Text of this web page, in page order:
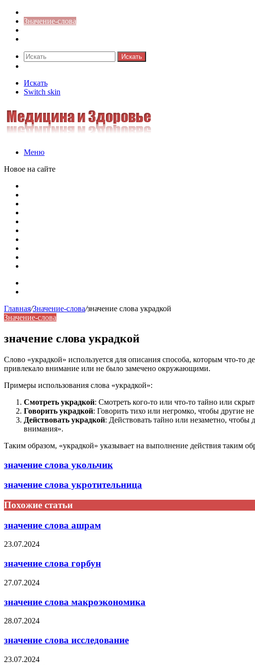
Значение-слова
Искать
Искать
Switch skin
Меню
Новое на сайте
Главная/Значение-слова/значение слова украдкой
Значение-слова
значение слова украдкой
Слово «украдкой» используется для описания способа, которым что-то
привлекало внимание или не было замечено окружающими.
Примеры использования слова «украдкой»:
Смотреть украдкой: Смотреть кого-то или что-то тайно или
Говорить украдкой: Говорить тихо или негромко, чтобы другие
Действовать украдкой: Действовать тайно или незаметно,
внимания».
Таким образом, «украдкой» указывает на выполнение действия таким
значение слова укольчик
значение слова укротительница
Похожие статьи
значение слова ашрам
23.07.2024
значение слова горбун
27.07.2024
значение слова макроэкономика
28.07.2024
значение слова исследование
23.07.2024